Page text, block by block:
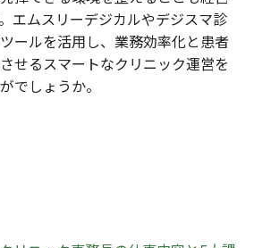
エムスリーデジカルやデジスマ診
ールを活用し、業務効率化と患者
せるスマートなクリニック運営を
でしょうか。